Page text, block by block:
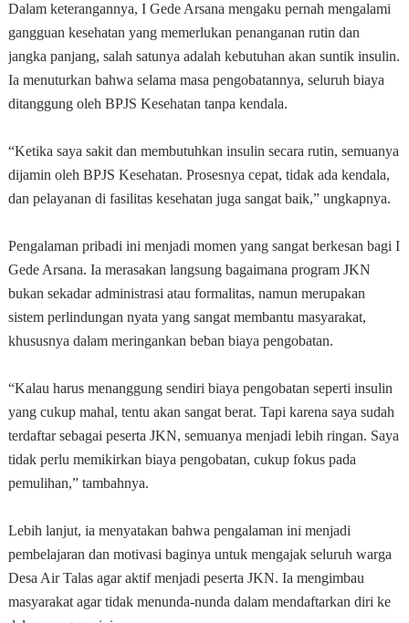
Dalam keterangannya, I Gede Arsana mengaku pernah mengalami
gangguan kesehatan yang memerlukan penanganan rutin dan
jangka panjang, salah satunya adalah kebutuhan akan suntik insulin.
Ia menuturkan bahwa selama masa pengobatannya, seluruh biaya
ditanggung oleh BPJS Kesehatan tanpa kendala.
“Ketika saya sakit dan membutuhkan insulin secara rutin, semuanya
dijamin oleh BPJS Kesehatan. Prosesnya cepat, tidak ada kendala,
dan pelayanan di fasilitas kesehatan juga sangat baik,” ungkapnya.
Pengalaman pribadi ini menjadi momen yang sangat berkesan bagi I
Gede Arsana. Ia merasakan langsung bagaimana program JKN
bukan sekadar administrasi atau formalitas, namun merupakan
sistem perlindungan nyata yang sangat membantu masyarakat,
khususnya dalam meringankan beban biaya pengobatan.
“Kalau harus menanggung sendiri biaya pengobatan seperti insulin
yang cukup mahal, tentu akan sangat berat. Tapi karena saya sudah
terdaftar sebagai peserta JKN, semuanya menjadi lebih ringan. Saya
tidak perlu memikirkan biaya pengobatan, cukup fokus pada
pemulihan,” tambahnya.
Lebih lanjut, ia menyatakan bahwa pengalaman ini menjadi
pembelajaran dan motivasi baginya untuk mengajak seluruh warga
Desa Air Talas agar aktif menjadi peserta JKN. Ia mengimbau
masyarakat agar tidak menunda-nunda dalam mendaftarkan diri ke